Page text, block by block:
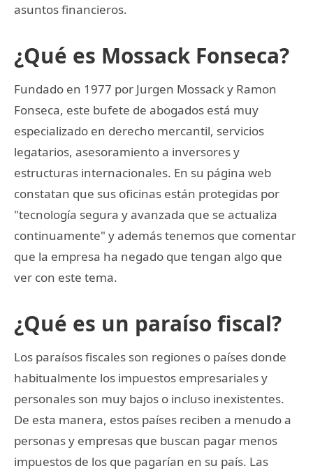
asuntos financieros.
¿Qué es Mossack Fonseca?
Fundado en 1977 por Jurgen Mossack y Ramon
Fonseca, este bufete de abogados está muy
especializado en derecho mercantil, servicios
legatarios, asesoramiento a inversores y
estructuras internacionales. En su página web
constatan que sus oficinas están protegidas por
"tecnología segura y avanzada que se actualiza
continuamente" y además tenemos que comentar
que la empresa ha negado que tengan algo que
ver con este tema.
¿Qué es un paraíso fiscal?
Los paraísos fiscales son regiones o países donde
habitualmente los impuestos empresariales y
personales son muy bajos o incluso inexistentes.
De esta manera, estos países reciben a menudo a
personas y empresas que buscan pagar menos
impuestos de los que pagarían en su país. Las